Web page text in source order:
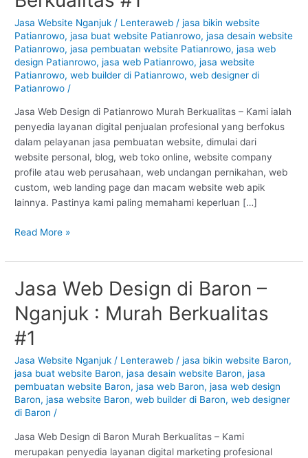
Jasa Website Nganjuk / Lenteraweb /jasa bikin website
Patianrowo,jasa buat website Patianrowo,jasa desain website
Patianrowo,jasa pembuatan website Patianrowo,jasa web
design Patianrowo,jasa web Patianrowo,jasa website
Patianrowo,web builder di Patianrowo,web designer di
Patianrowo /
Jasa Web Design di Patianrowo Murah Berkualitas – Kami ialah
penyedia layanan digital penjualan profesional yang berfokus
dalam pelayanan jasa pembuatan website, dimulai dari
website personal, blog, web toko online, website company
profile atau web perusahaan, web undangan pernikahan, web
custom, web landing page dan macam website web apik
lainnya. Pastinya kami paling memahami keperluan […]
Patianrowo
–
Nganjuk
:
Murah
Berkualitas
Read More »
Jasa Web Design di Baron –
Nganjuk : Murah Berkualitas
#1
Jasa Website Nganjuk / Lenteraweb/jasa bikin website Baron,
jasa buat website Baron,jasa desain website Baron,jasa
pembuatan website Baron,jasa web Baron,jasa web design
Baron,jasa website Baron,web builder di Baron,web designer
di Baron /
Jasa Web Design di Baron Murah Berkualitas – Kami
merupakan penyedia layanan digital marketing profesional
Jasa
Web
Design
di
Baron
–
Nganjuk
:
Murah
Berkualitas
#1